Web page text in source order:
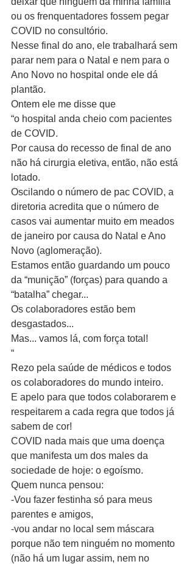
ou os frenquentadores fossem pegar
COVID no consultório.
Nesse final do ano, ele trabalhará sem
parar nem para o Natal e nem para o
Ano Novo no hospital onde ele dá
plantão.
Ontem ele me disse que
“o hospital anda cheio com pacientes
de COVID.
Por causa do recesso de final de ano
não há cirurgia eletiva, então, não está
lotado.
Oscilando o número de pac COVID, a
diretoria acredita que o número de
casos vai aumentar muito em meados
de janeiro por causa do Natal e Ano
Novo (aglomeração).
Estamos então guardando um pouco
da “munição” (forças) para quando a
“batalha” chegar...
Os colaboradores estão bem
desgastados...
Mas... vamos lá, com força total!
“
Rezo pela saúde de médicos e todos
os colaboradores do mundo inteiro.
E apelo para que todos colaborarem e
respeitarem a cada regra que todos já
sabem de cor!
COVID nada mais que uma doença
que manifesta um dos males da
sociedade de hoje: o egoísmo.
Quem nunca pensou:
-Vou fazer festinha só para meus
parentes e amigos,
-vou andar no local sem máscara
porque não tem ninguém no momento
(não há um lugar assim, nem no